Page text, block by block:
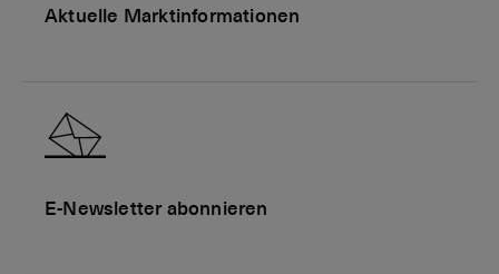
Aktuelle Marktinformationen
E-Newsletter abonnieren